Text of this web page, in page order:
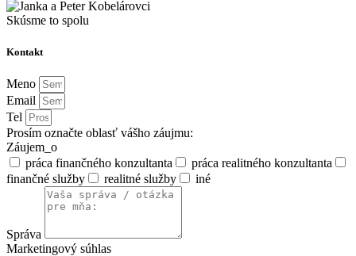
Skúsme to spolu
Kontakt
Meno
Email
Tel
Prosím označte oblasť vášho záujmu:
Záujem_o
práca finančného konzultanta
práca realitného konzultanta
finančné služby
realitné služby iné
Správa
Marketingový súhlas